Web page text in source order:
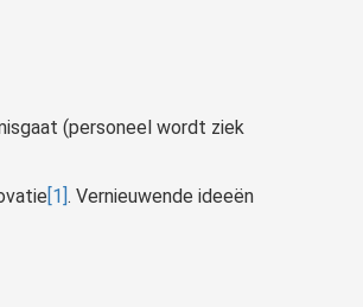
(personeel wordt ziek
[1]. Vernieuwende ideeën